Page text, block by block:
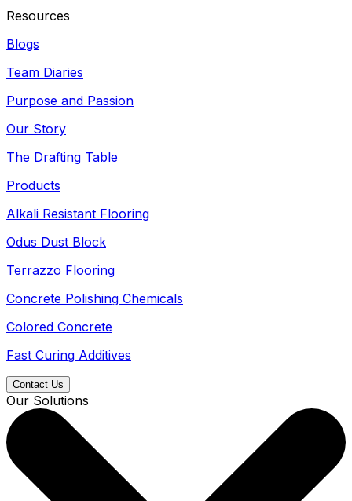
Resources
Blogs
Team Diaries
Purpose and Passion
Our Story
The Drafting Table
Products
Alkali Resistant Flooring
Odus Dust Block
Terrazzo Flooring
Concrete Polishing Chemicals
Colored Concrete
Fast Curing Additives
Contact Us
Our Solutions